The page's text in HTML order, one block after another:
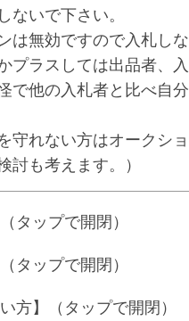
ないで下さい。
は無効ですので入札し
プラスしては出品者、
で他の入札者と比べ自
守れない方はオークシ
討も考えます。）
タップで開閉）
タップで開閉）
方】（タップで開閉）